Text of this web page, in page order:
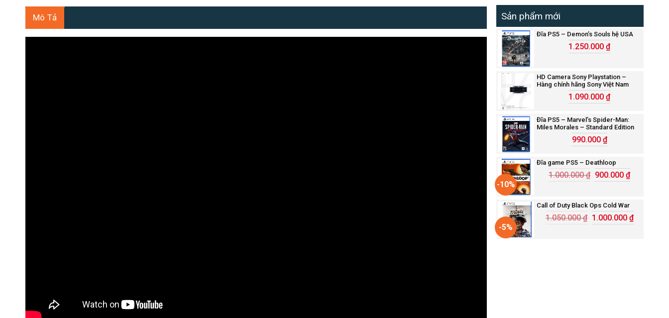
Mô Tả Sản phẩm mới
Đĩa PS5 – Demon’s Souls hệ USA
1.250.000₫
HD Camera Sony Playstation –
Hàng chính hãng Sony Việt Nam
1.090.000₫
Đĩa PS5 – Marvel’s Spider-Man:
Miles Morales – Standard Edition
990.000 ₫
-10%
Đĩa game PS5 – Deathloop
1.000.000₫ 900.000₫
-5%
Call of Duty Black Ops Cold War
1.050.000₫ 1.000.000 ₫